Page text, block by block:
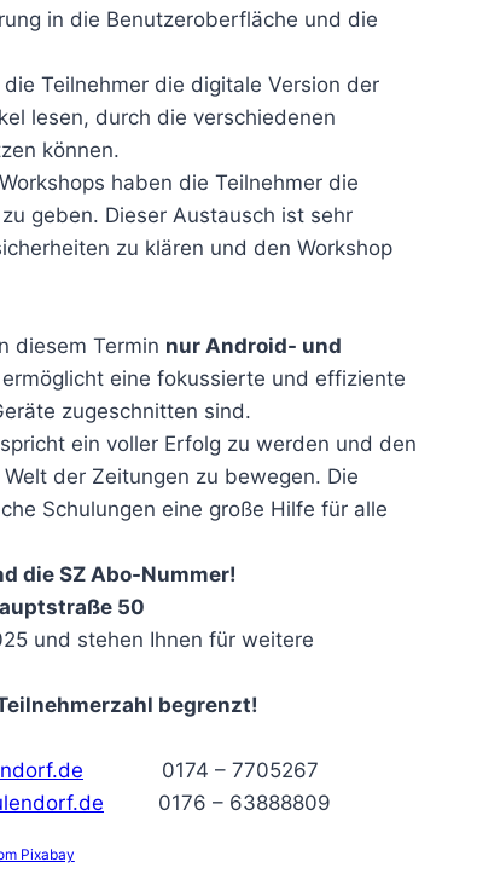
in die Benutzeroberfläche und die
Teilnehmer die digitale Version der
lesen, durch die verschiedenen
können.
haben die Teilnehmer die
geben. Dieser Austausch ist sehr
zu klären und den Workshop
diesem Termin nur Android- und
eine fokussierte und effiziente
zugeschnitten sind.
ein voller Erfolg zu werden und den
der Zeitungen zu bewegen. Die
Schulungen eine große Hilfe für alle
die SZ Abo-Nummer!
50
und stehen Ihnen für weitere
begrenzt!
0174 – 7705267
0176 – 63888809
Pixabay